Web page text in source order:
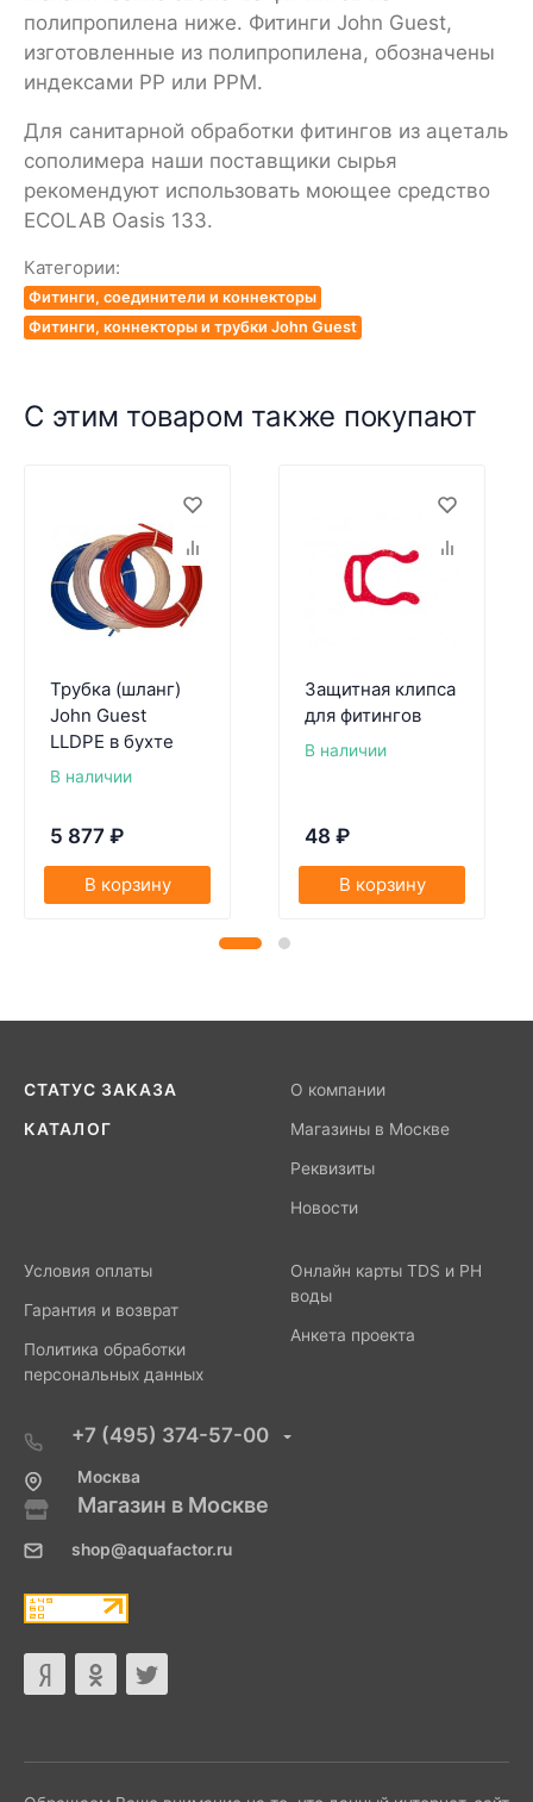
полипропилена ниже. Фитинги John Guest,
изготовленные из полипропилена, обозначены
индексами PP или РРМ.
Для санитарной обработки фитингов из ацеталь
сополимера наши поставщики сырья
рекомендуют использовать моющее средство
ECOLAB Oasis 133.
Категории:
Фитинги, соединители и коннекторы
Фитинги, коннекторы и трубки John Guest
С этим товаром также покупают
Трубка (шланг)
John Guest
LLDPE в бухте
В наличии
5 877 ₽
В корзину
Защитная клипса
для фитингов
В наличии
48 ₽
В корзину
СТАТУС ЗАКАЗА
КАТАЛОГ
О компании
Магазины в Москве
Реквизиты
Новости
Условия оплаты
Гарантия и возврат
Политика обработки
персональных данных
Онлайн карты TDS и PH
воды
Анкета проекта
+7 (495) 374-57-00
Москва
Магазин в Москве
shop@aquafactor.ru